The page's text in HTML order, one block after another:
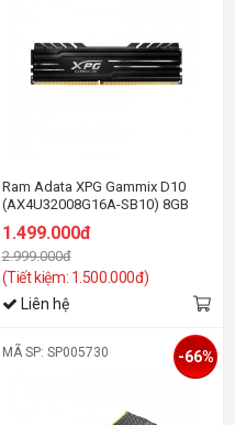
Ram Adata XPG Gammix D10
(AX4U32008G16A-SB10) 8GB
1.499.000đ
2.999.000đ
(Tiết kiệm: 1.500.000đ)
Liên hệ
MÃ SP: SP005730 -66%